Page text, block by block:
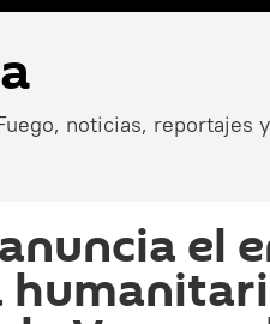
noticias, reportajes
el